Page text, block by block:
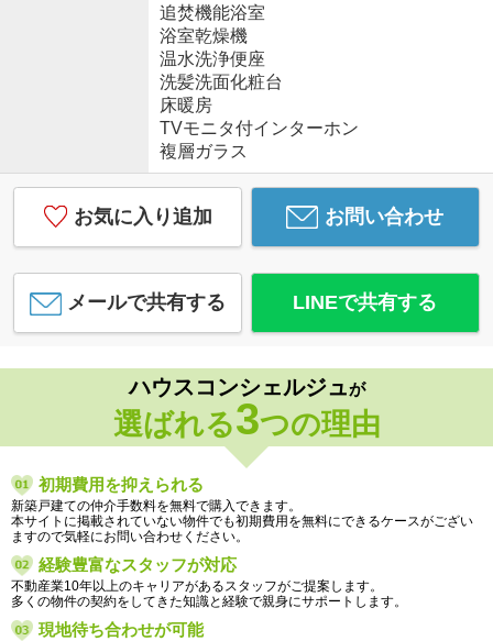
追焚機能浴室
浴室乾燥機
温水洗浄便座
洗髪洗面化粧台
床暖房
TVモニタ付インターホン
複層ガラス
お気に入り追加 お問い合わせ
メールで共有する LINEで共有する
ハウスコンシェルジュが
選ばれる3つの理由
初期費用を抑えられる
新築戸建ての仲介手数料を無料で購入できます。
本サイトに掲載されていない物件でも初期費用を無料にできるケースがござい
ますので気軽にお問い合わせください。
経験豊富なスタッフが対応
不動産業10年以上のキャリアがあるスタッフがご提案します。
多くの物件の契約をしてきた知識と経験で親身にサポートします。
現地待ち合わせが可能